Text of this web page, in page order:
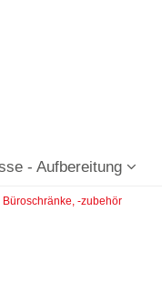
- Aufbereitung
Büroschränke, -zubehör